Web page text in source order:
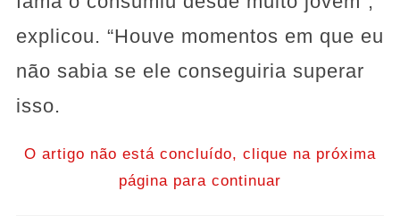
explicou. “Houve momentos em que eu
não sabia se ele conseguiria superar
isso.
O artigo não está concluído, clique na próxima
página para continuar